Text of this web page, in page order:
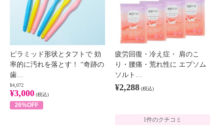
ピラミッド形状とタフトで 効
率的に汚れを落とす！ “奇跡の
歯…
¥4,072
¥3,000 (税込)
26%OFF
疲労回復・冷え症・ 肩のこ
り・腰痛・荒れ性に エプソム
ソルト…
¥2,288 (税込)
1件のクチコミ